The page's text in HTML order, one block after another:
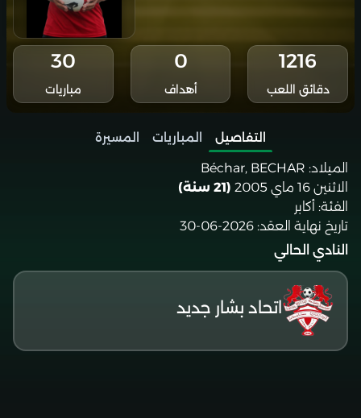
1216
دقائق اللعب
0
أهداف
30
مباريات
التفاصيل المباريات
المسيرة
الميلاد: Béchar, BECHAR
الاثنين 16 ماي 2005
(21 سنة)
الفئة: أكابر
تاريخ نهاية العقد: 2026-06-30
النادي الحالي
اتحاد بشار جديد